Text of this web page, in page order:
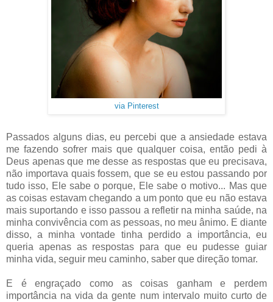
via Pinterest
Passados alguns dias, eu percebi que a ansiedade estava
me fazendo sofrer mais que qualquer coisa, então pedi à
Deus apenas que me desse as respostas que eu precisava,
não importava quais fossem, que se eu estou passando por
tudo isso, Ele sabe o porque, Ele sabe o motivo... Mas que
as coisas estavam chegando a um ponto que eu não estava
mais suportando e isso passou a refletir na minha saúde, na
minha convivência com as pessoas, no meu ânimo. E diante
disso, a minha vontade tinha perdido a importância, eu
queria apenas as respostas para que eu pudesse guiar
minha vida, seguir meu caminho, saber que direção tomar.
E é engraçado como as coisas ganham e perdem
importância na vida da gente num intervalo muito curto de